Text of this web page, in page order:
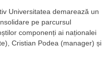
mari
la
echipa
rugby
Universitatea demarează un
pe parcursul
componenți ai naționalei
Cristian Podea (manager) și